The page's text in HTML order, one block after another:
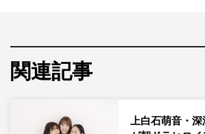
11月1日（月）にスタートする連続テ
エヴリバディ』（NHK総合ほか）から
関連記事
上白石萌音・